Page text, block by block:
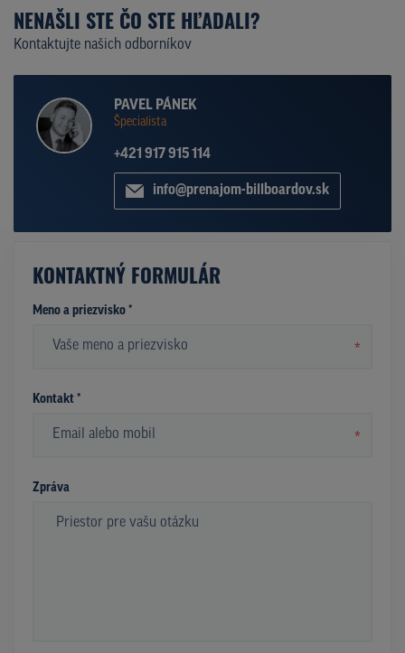
NENAŠLI STE ČO STE HĽADALI?
Kontaktujte našich odborníkov
PAVEL PÁNEK
Špecialista
+421 917 915 114
info@prenajom-billboardov.sk
KONTAKTNÝ FORMULÁR
Meno a priezvisko *
*
Kontakt *
*
Zpráva